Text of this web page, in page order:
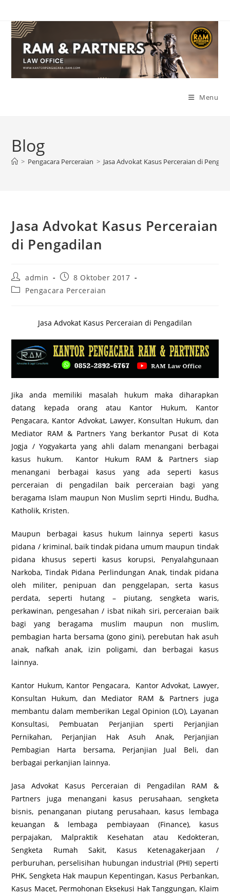
content
Menu
Blog
> Pengacara Perceraian > Jasa Advokat Kasus Perceraian di
Jasa Advokat Kasus Perceraian
di Pengadilan
Post
author:
admin
Post
published:
8 Oktober 2017
PostPengacara Perceraian
Jasa Advokat Kasus Perceraian di Pengadilan
Jika anda memiliki masalah hukum maka diharapkan
datang kepada orang atau Kantor Hukum, Kantor
Pengacara, Kantor Advokat, Lawyer, Konsultan Hukum, dan
Mediator RAM & Partners Yang berkantor Pusat di Kota
Jogja / Yogyakarta yang ahli dalam menangani berbagai
kasus hukum. Kantor Hukum RAM & Partners siap
menangani berbagai kasus yang ada seperti kasus
perceraian di pengadilan baik perceraian bagi yang
beragama Islam maupun Non Muslim seprti Hindu, Budha,
Katholik, Kristen.
Maupun berbagai kasus hukum lainnya seperti kasus
pidana / kriminal, baik tindak pidana umum maupun tindak
pidana khusus seperti kasus korupsi, Penyalahgunaan
Narkoba, Tindak Pidana Perlindungan Anak, tindak pidana
oleh militer, penipuan dan penggelapan, serta kasus
perdata, seperti hutang – piutang, sengketa waris,
perkawinan, pengesahan / isbat nikah siri, perceraian baik
bagi yang beragama muslim maupun non muslim,
pembagian harta bersama (gono gini), perebutan hak asuh
anak, nafkah anak, izin poligami, dan berbagai kasus
lainnya.
Kantor Hukum, Kantor Pengacara, Kantor Advokat, Lawyer,
Konsultan Hukum, dan Mediator RAM & Partners juga
membantu dalam memberikan Legal Opinion (LO), Layanan
Konsultasi, Pembuatan Perjanjian sperti Perjanjian
Pernikahan, Perjanjian Hak Asuh Anak, Perjanjian
Pembagian Harta bersama, Perjanjian Jual Beli, dan
berbagai perkanjian lainnya.
Jasa Advokat Kasus Perceraian di Pengadilan RAM &
Partners juga menangani kasus perusahaan, sengketa
bisnis, penanganan piutang perusahaan, kasus lembaga
keuangan & lembaga pembiayaan (Finance), kasus
perpajakan, Malpraktik Kesehatan atau Kedokteran,
Sengketa Rumah Sakit, Kasus Ketenagakerjaan /
perburuhan, perselisihan hubungan industrial (PHI) seperti
PHK, Sengketa Hak maupun Kepentingan, Kasus Perbankan,
Kasus Macet, Permohonan Eksekusi Hak Tanggungan, Klaim